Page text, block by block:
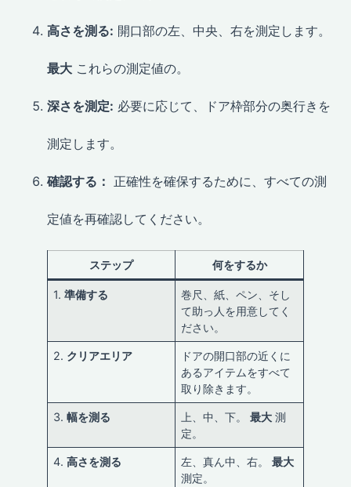
高さを測る: 開口部の左、中央、右を測定します。
最大 これらの測定値の。
深さを測定: 必要に応じて、ドア枠部分の奥行きを
測定します。
確認する： 正確性を確保するために、すべての測
定値を再確認してください。
ステップ 何をするか
1.準備する
巻尺、紙、ペン、そし
て助っ人を用意してく
ださい。
2. クリアエリア
ドアの開口部の近くに
あるアイテムをすべて
取り除きます。
3.幅を測る 上、中、下。最大 測
定。
4.高さを測る 左、真ん中、右。最大
測定。